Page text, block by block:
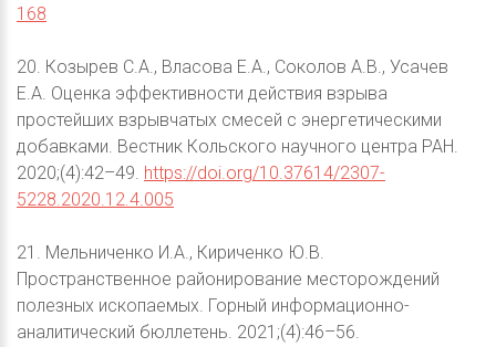
168
20. Козырев С.А., Власова Е.А., Соколов А.В., Усачев
Е.А. Оценка эффективности действия взрыва
простейших взрывчатых смесей с энергетическими
добавками. Вестник Кольского научного центра РАН.
2020;(4):42–49. https://doi.org/10.37614/2307-
5228.2020.12.4.005
21. Мельниченко И.А., Кириченко Ю.В.
Пространственное районирование месторождений
полезных ископаемых. Горный информационно-
аналитический бюллетень. 2021;(4):46–56.